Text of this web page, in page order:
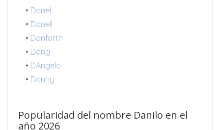
• Danel
• Danell
• Danforth
• Dang
• DAngelo
• Danhy
Popularidad del nombre Danilo en el
año 2026